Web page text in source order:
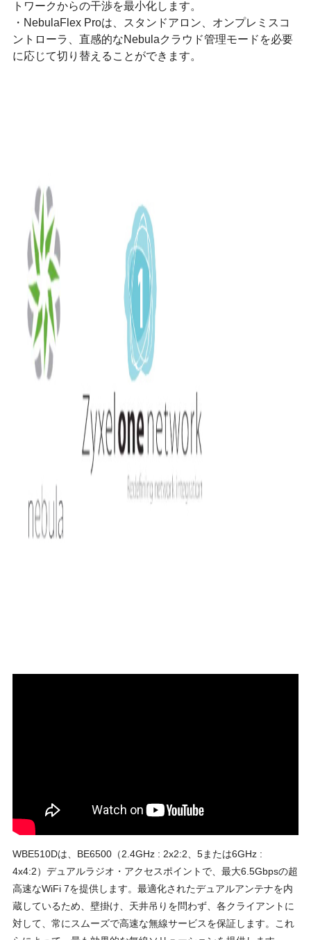
トワークからの⼲渉を最⼩化します。
・NebulaFlex Proは、スタンドアロン、オンプレミスコ
ントローラ、直感的なNebulaクラウド管理モードを必要
に応じて切り替えることができます。
WBE510Dは、BE6500（2.4GHz : 2x2:2、5または6GHz :
4x4:2）デュアルラジオ・アクセスポイントで、最⼤6.5Gbpsの超
⾼速なWiFi 7を提供します。最適化されたデュアルアンテナを内
蔵しているため、壁掛け、天井吊りを問わず、各クライアントに
対して、常にスムーズで⾼速な無線サービスを保証します。これ